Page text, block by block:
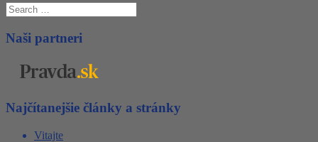
Search
for:
Naši partneri
Najčítanejšie články a stránky
Vitajte